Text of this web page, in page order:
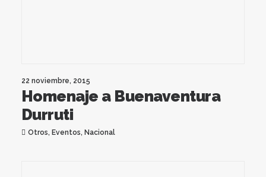
22 noviembre, 2015
Homenaje a Buenaventura
Durruti
Otros, Eventos, Nacional